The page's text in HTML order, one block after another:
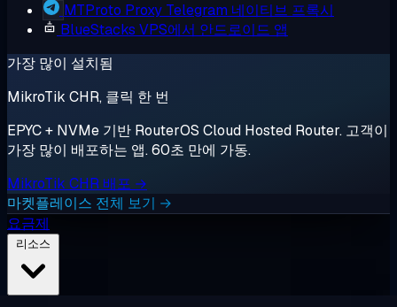
MTProto Proxy Telegram 네이티브 프록시
BlueStacks VPS에서 안드로이드 앱
가장 많이 설치됨
MikroTik CHR, 클릭 한 번
EPYC + NVMe 기반 RouterOS Cloud Hosted Router. 고객이
가장 많이 배포하는 앱. 60초 만에 가동.
MikroTik CHR 배포 →
마켓플레이스 전체 보기 →
요금제